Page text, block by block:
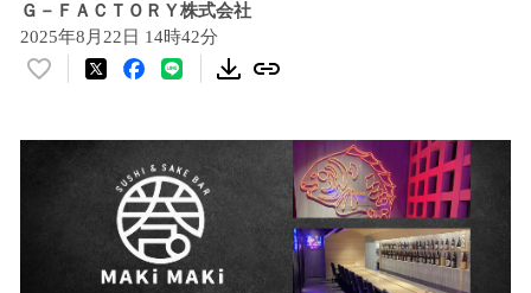
Ｇ－ＦＡＣＴＯＲＹ株式会社
2025年8月22日 14時42分
い